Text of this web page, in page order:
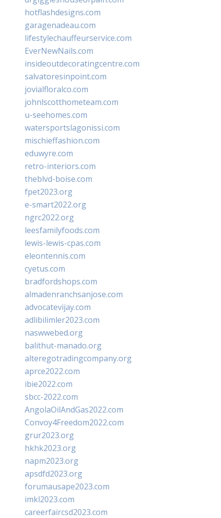
hotflashdesigns.com
garagenadeau.com
lifestylechauffeurservice.com
EverNewNails.com
insideoutdecoratingcentre.com
salvatoresinpoint.com
jovialfloralco.com
johnlscotthometeam.com
u-seehomes.com
watersportslagonissi.com
mischieffashion.com
eduwyre.com
retro-interiors.com
theblvd-boise.com
fpet2023.org
e-smart2022.org
ngrc2022.org
leesfamilyfoods.com
lewis-lewis-cpas.com
eleontennis.com
cyetus.com
bradfordshops.com
almadenranchsanjose.com
advocatevijay.com
adlibilimler2023.com
naswwebed.org
balithut-manado.org
alteregotradingcompany.org
aprce2022.com
ibie2022.com
sbcc-2022.com
AngolaOilAndGas2022.com
Convoy4Freedom2022.com
grur2023.org
hkhk2023.org
napm2023.org
apsdfd2023.org
forumausape2023.com
imkl2023.com
careerfaircsd2023.com